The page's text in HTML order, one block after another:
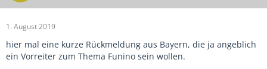
1. August 2019
hier mal eine kurze Rückmeldung aus Bayern, die ja angeblich
ein Vorreiter zum Thema Funino sein wollen.